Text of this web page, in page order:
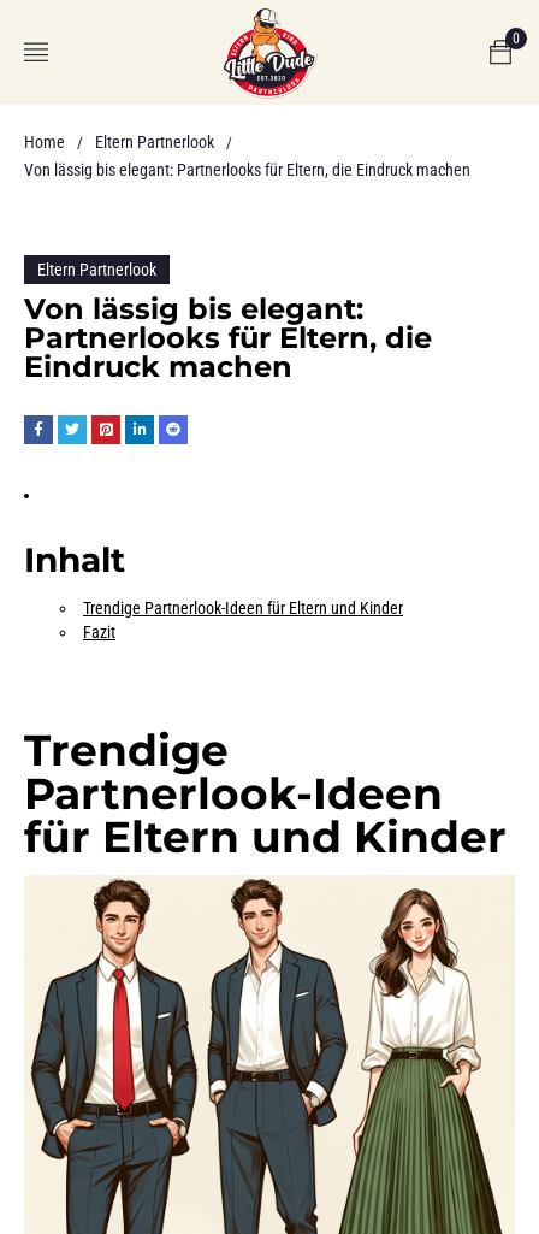
0
Home / Eltern Partnerlook /
Von lässig bis elegant: Partnerlooks für Eltern, die Eindruck machen
Eltern Partnerlook
Von lässig bis elegant:
Partnerlooks für Eltern, die
Eindruck machen
Inhalt
Trendige Partnerlook-Ideen für Eltern und Kinder
Fazit
Trendige
Partnerlook-Ideen
für Eltern und Kinder